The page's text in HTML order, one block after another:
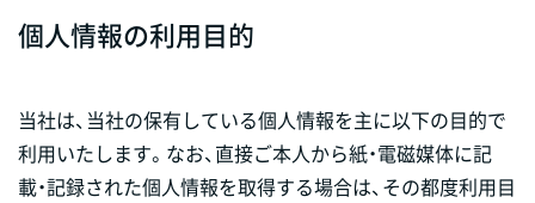
個人情報の利用目的
当社は、当社の保有している個人情報を主に以下の目的で
利用いたします。なお、直接ご本人から紙・電磁媒体に記
載・記録された個人情報を取得する場合は、その都度利用目